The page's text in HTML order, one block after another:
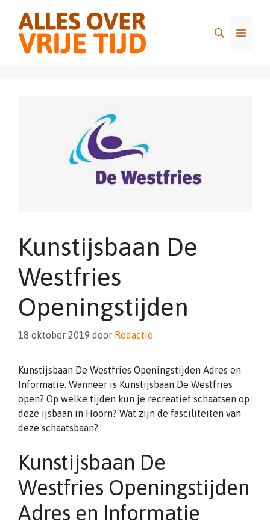
inhoud
Menu
Kunstijsbaan De
Westfries
Openingstijden
18 oktober 2019 door Redactie
Kunstijsbaan De Westfries Openingstijden Adres en
Informatie. Wanneer is Kunstijsbaan De Westfries
open? Op welke tijden kun je recreatief schaatsen op
deze ijsbaan in Hoorn? Wat zijn de fasciliteiten van
deze schaatsbaan?
Kunstijsbaan De
Westfries Openingstijden
Adres en Informatie